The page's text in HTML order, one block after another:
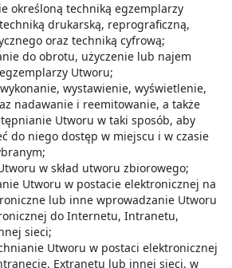
określoną techniką egzemplarzy
drukarską, reprograficzną,
oraz techniką cyfrową;
do obrotu, użyczenie lub najem
Utworu;
wystawienie, wyświetlenie,
nadawanie i reemitowanie, a także
Utworu w taki sposób, aby
do niego dostęp w miejscu i w czasie
w skład utworu zbiorowego;
Utworu w postacie elektronicznej na
lub inne wprowadzanie Utworu
do Internetu, Intranetu,
sieci;
Utworu w postaci elektronicznej
Extranetu lub innej sieci, w